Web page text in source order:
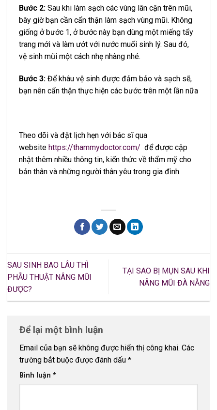
Bước 2: Sau khi làm sạch các vùng lân cận trên mũi,
bây giờ bạn cần cẩn thận làm sạch vùng mũi. Không
giống ở bước 1, ở bước này bạn dùng một miếng tẩy
trang mới và làm ướt với nước muối sinh lý. Sau đó,
vệ sinh mũi một cách nhẹ nhàng nhé.
Bước 3: Để khâu vệ sinh được đảm bảo và sạch sẽ,
bạn nên cẩn thận thực hiện các bước trên một lần nữa
Theo dõi và đặt lịch hẹn với bác sĩ qua
website https://thammydoctor.com/ để được cập
nhật thêm nhiều thông tin, kiến thức về thẩm mỹ cho
bản thân và những người thân yêu trong gia đình.
SAU SINH BAO LÂU THÌ
PHẪU THUẬT NÂNG MŨI
ĐƯỢC?
TẠI SAO BỊ MỤN SAU KHI
NÂNG MŨI ĐÀ NẴNG
Để lại một bình luận
Email của bạn sẽ không được hiển thị công khai. Các
trường bắt buộc được đánh dấu *
Bình luận *